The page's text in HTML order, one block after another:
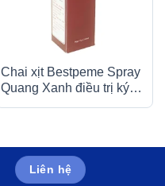
Chai xịt Bestpeme Spray
Quang Xanh điều trị ký
Liên hệ